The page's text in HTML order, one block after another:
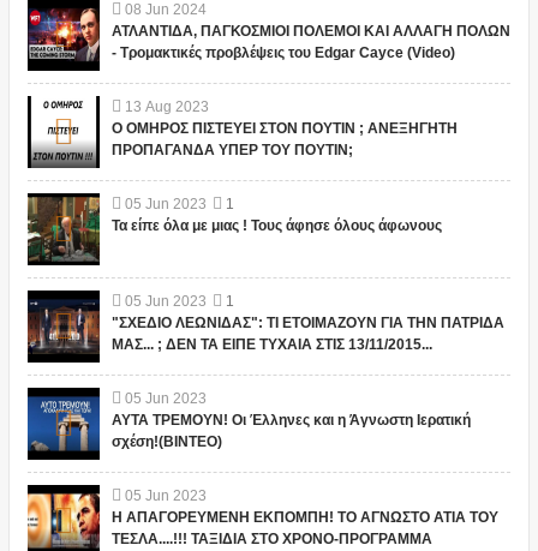
08 Jun 2024
ΑΤΛΑΝΤΙΔΑ, ΠΑΓΚΟΣΜΙΟΙ ΠΟΛΕΜΟΙ ΚΑΙ ΑΛΛΑΓΗ ΠΟΛΩΝ
- Τρομακτικές προβλέψεις του Edgar Cayce (Video)
13 Aug 2023
Ο ΟΜΗΡΟΣ ΠΙΣΤΕΥΕΙ ΣΤΟΝ ΠΟΥΤΙΝ ; ΑΝΕΞΗΓΗΤΗ
ΠΡΟΠΑΓΑΝΔΑ ΥΠΕΡ ΤΟΥ ΠΟΥΤΙΝ;
05 Jun 2023
1
Τα είπε όλα με μιας ! Τους άφησε όλους άφωνους
05 Jun 2023
1
"ΣΧΕΔΙΟ ΛΕΩΝΙΔΑΣ": ΤΙ ΕΤΟΙΜΑΖΟΥΝ ΓΙΑ ΤΗΝ ΠΑΤΡΙΔΑ
ΜΑΣ... ; ΔΕΝ ΤΑ ΕΙΠΕ ΤΥΧΑΙΑ ΣΤΙΣ 13/11/2015...
05 Jun 2023
ΑΥΤΑ ΤΡΕΜΟΥΝ! Οι Έλληνες και η Άγνωστη Ιερατική
σχέση!(ΒΙΝΤΕΟ)
05 Jun 2023
Η ΑΠΑΓΟΡΕΥΜΕΝΗ ΕΚΠΟΜΠΗ! ΤΟ ΑΓΝΩΣΤΟ ΑΤΙΑ ΤΟΥ
ΤΕΣΛΑ....!!! ΤΑΞΙΔΙΑ ΣΤΟ ΧΡΟΝΟ-ΠΡΟΓΡΑΜΜΑ